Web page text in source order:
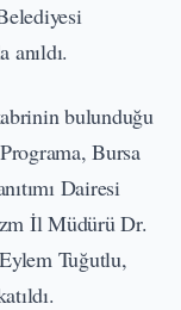
anıldı.
bulunduğu
Bursa
Dairesi
İl Müdürü Dr.
Tuğutlu,